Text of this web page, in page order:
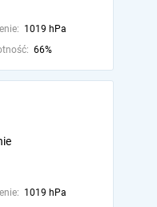
1019 hPa
66%
1019 hPa